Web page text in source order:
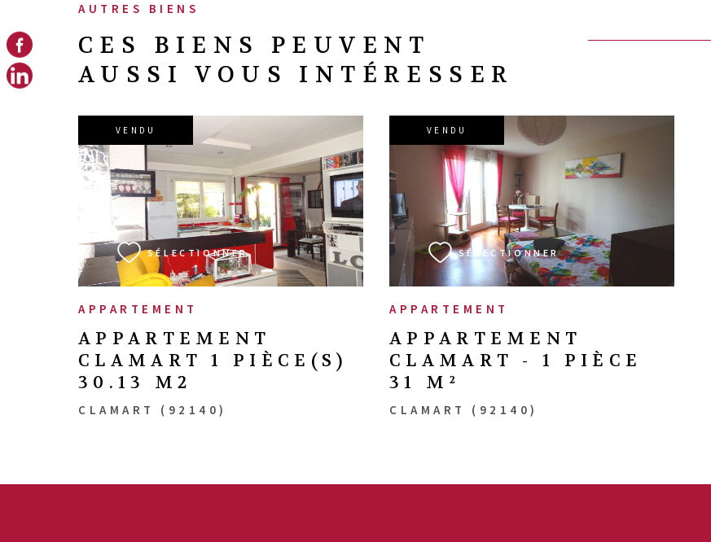
AUTRES BIENS
CES BIENS PEUVENT
AUSSI VOUS INTÉRESSER
APPARTEMENT
APPARTEMENT
CLAMART 1 PIÈCE(S)
30.13 M2
CLAMART (92140)
VENDU
SÉLECTIONNER
VOIR LE BIEN
APPARTEMENT
APPARTEMENT
CLAMART - 1 PIÈCE
31 M²
CLAMART (92140)
VENDU
SÉLECTIONNER
VOIR LE BIEN